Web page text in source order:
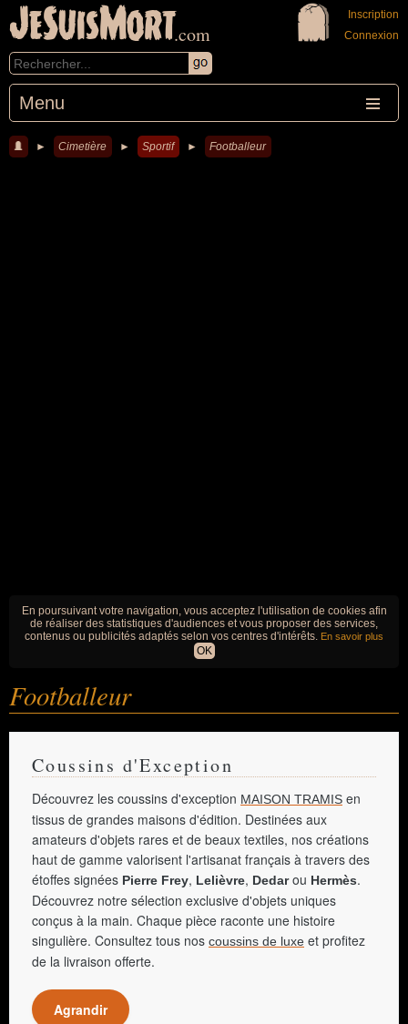
JeSuisMort.com
Menu
Inscription
Connexion
► Cimetière ► Sportif ► Footballeur
En poursuivant votre navigation, vous acceptez l'utilisation de cookies afin
de réaliser des statistiques d'audiences et vous proposer des services,
contenus ou publicités adaptés selon vos centres d'intérêts. En savoir plus
OK
Footballeur
Coussins d'Exception
Découvrez les coussins d'exception MAISON TRAMIS en
tissus de grandes maisons d'édition. Destinées aux
amateurs d'objets rares et de beaux textiles, nos créations
haut de gamme valorisent l'artisanat français à travers des
étoffes signées Pierre Frey, Lelièvre, Dedarou Hermès.
Découvrez notre sélection exclusive d'objets uniques
conçus à la main. Chaque pièce raconte une histoire
singulière. Consultez tous nos coussins de luxe et profitez
de la livraison offerte.
Agrandir